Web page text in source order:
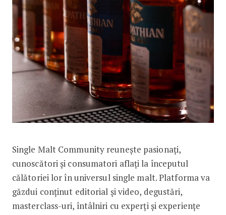
Single Malt Community reunește pasionați,
cunoscători și consumatori aflați la începutul
călătoriei lor în universul single malt. Platforma va
găzdui conținut editorial și video, degustări,
masterclass-uri, întâlniri cu experți și experiențe